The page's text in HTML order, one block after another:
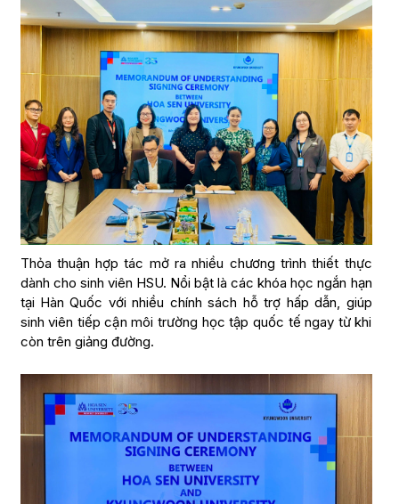
Thỏa thuận hợp tác mở ra nhiều chương trình thiết thực
dành cho sinh viên HSU. Nổi bật là các khóa học ngắn hạn
tại Hàn Quốc với nhiều chính sách hỗ trợ hấp dẫn, giúp
sinh viên tiếp cận môi trường học tập quốc tế ngay từ khi
còn trên giảng đường.